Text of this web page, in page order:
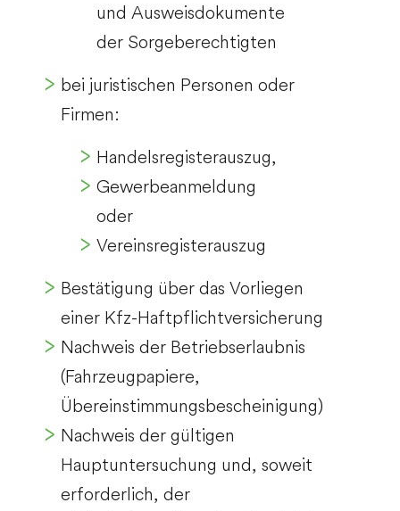
und Ausweisdokumente
der Sorgeberechtigten
bei juristischen Personen oder
Firmen:
Handelsregisterauszug,
Gewerbeanmeldung
oder
Vereinsregisterauszug
Bestätigung über das Vorliegen
einer Kfz-Haftpflichtversicherung
Nachweis der Betriebserlaubnis
(Fahrzeugpapiere,
Übereinstimmungsbescheinigung)
Nachweis der gültigen
Hauptuntersuchung und, soweit
erforderlich, der